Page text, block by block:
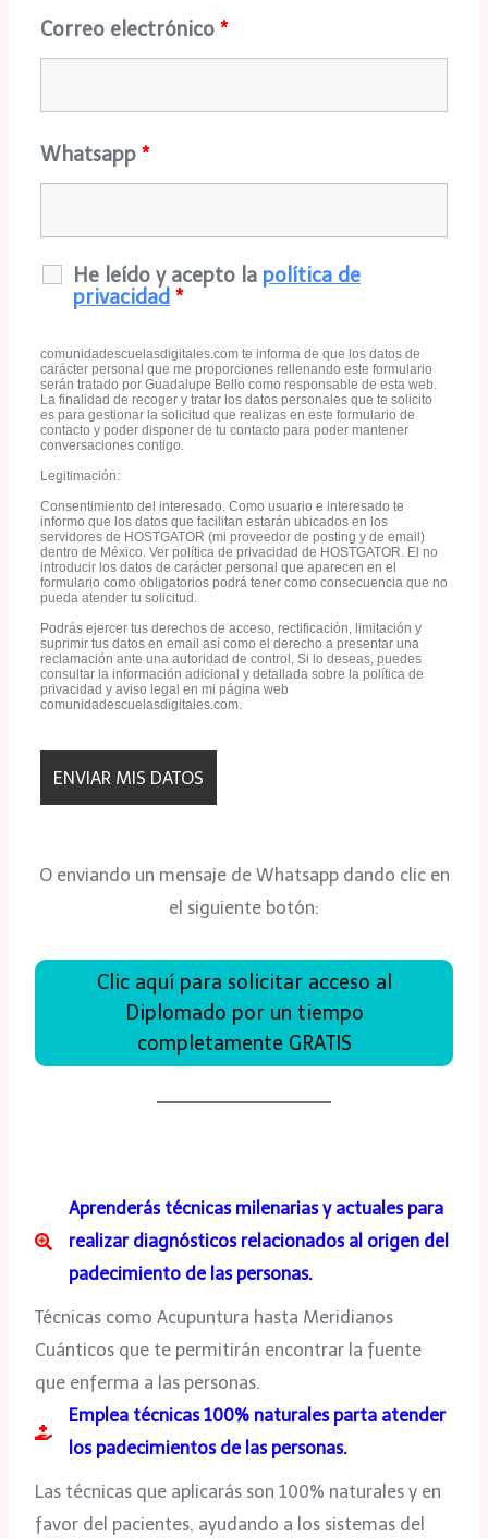
Correo electrónico *
Whatsapp *
He leído y acepto la política de
privacidad *
comunidadescuelasdigitales.com te informa de que los datos de
carácter personal que me proporciones rellenando este formulario
serán tratado por Guadalupe Bello como responsable de esta web.
La finalidad de recoger y tratar los datos personales que te solicito
es para gestionar la solicitud que realizas en este formulario de
contacto y poder disponer de tu contacto para poder mantener
conversaciones contigo.
Legitimación:
Consentimiento del interesado. Como usuario e interesado te
informo que los datos que facilitan estarán ubicados en los
servidores de HOSTGATOR (mi proveedor de posting y de email)
dentro de México. Ver política de privacidad de HOSTGATOR. El no
introducir los datos de carácter personal que aparecen en el
formulario como obligatorios podrá tener como consecuencia que no
pueda atender tu solicitud.
Podrás ejercer tus derechos de acceso, rectificación, limitación y
suprimir tus datos en email así como el derecho a presentar una
reclamación ante una autoridad de control, Si lo deseas, puedes
consultar la información adicional y detallada sobre la política de
privacidad y aviso legal en mi página web
comunidadescuelasdigitales.com.
O enviando un mensaje de Whatsapp dando clic en
el siguiente botón:
Clic aquí para solicitar acceso al
Diplomado por un tiempo
completamente GRATIS
Aprenderás técnicas milenarias y actuales para
realizar diagnósticos relacionados al origen del
padecimiento de las personas.
Técnicas como Acupuntura hasta Meridianos
Cuánticos que te permitirán encontrar la fuente
que enferma a las personas.
Emplea técnicas 100% naturales parta atender
los padecimientos de las personas.
Las técnicas que aplicarás son 100% naturales y en
favor del pacientes, ayudando a los sistemas del